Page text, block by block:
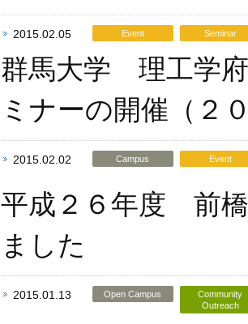
2015.02.05 Event Seminar
群馬大学 理工学
ミナーの開催（２
2015.02.02 Campus Event
平成２６年度 前
ました
2015.01.13 Open Campus
Community
Outreach